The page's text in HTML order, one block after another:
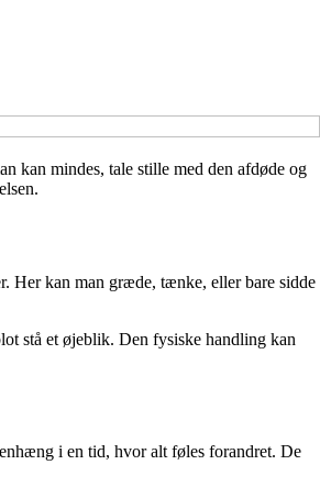
kan mindes, tale stille med den afdøde og
Her kan man græde, tænke, eller bare sidde
stå et øjeblik. Den fysiske handling kan
i en tid, hvor alt føles forandret. De